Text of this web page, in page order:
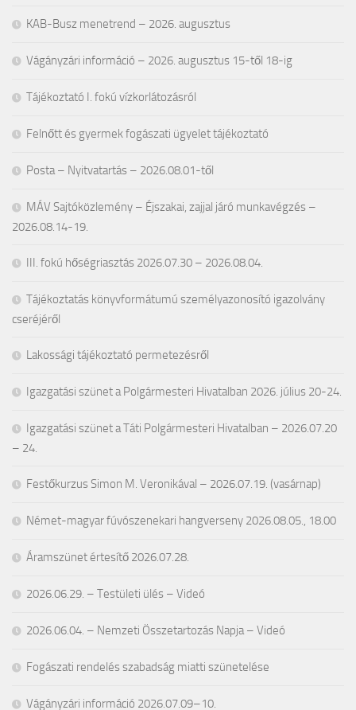
KAB-Busz menetrend – 2026. augusztus
Vágányzári információ – 2026. augusztus 15-től 18-ig
Tájékoztató I. fokú vízkorlátozásról
Felnőtt és gyermek fogászati ügyelet tájékoztató
Posta – Nyitvatartás – 2026.08.01-től
MÁV Sajtóközlemény – Éjszakai, zajjal járó munkavégzés –
2026.08.14-19.
III. fokú hőségriasztás 2026.07.30 – 2026.08.04.
Tájékoztatás könyvformátumú személyazonosító igazolvány
cseréjéről
Lakossági tájékoztató permetezésről
Igazgatási szünet a Polgármesteri Hivatalban 2026. július 20-24.
Igazgatási szünet a Táti Polgármesteri Hivatalban – 2026.07.20
– 24.
Festőkurzus Simon M. Veronikával – 2026.07.19. (vasárnap)
Német-magyar fúvószenekari hangverseny 2026.08.05., 18.00
Áramszünet értesítő 2026.07.28.
2026.06.29. – Testületi ülés – Videó
2026.06.04. – Nemzeti Összetartozás Napja – Videó
Fogászati rendelés szabadság miatti szünetelése
Vágányzári információ 2026.07.09–10.